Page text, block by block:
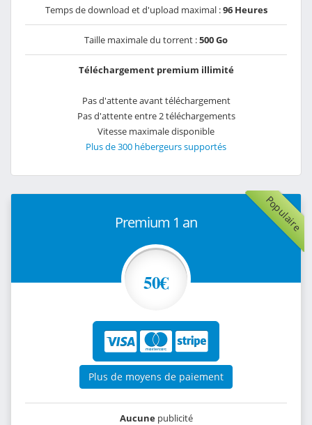
Temps de download et d'upload maximal :96 Heures
Taille maximale du torrent :500 Go
Téléchargement premium illimité
Pas d'attente avant téléchargement
Pas d'attente entre 2 téléchargements
Vitesse maximale disponible
Plus de 300 hébergeurs supportés
Populaire
Premium 1 an
50€
Plus de moyens de paiement
Aucunepublicité